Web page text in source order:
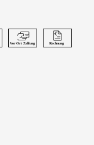
von GFTK
Frostfreie
sind zu